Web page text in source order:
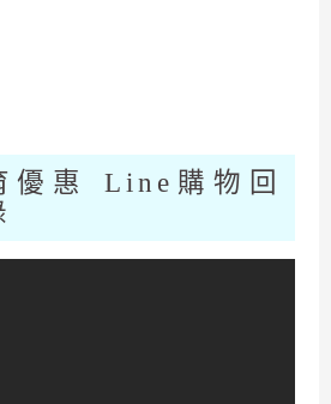
優惠 Line購物回